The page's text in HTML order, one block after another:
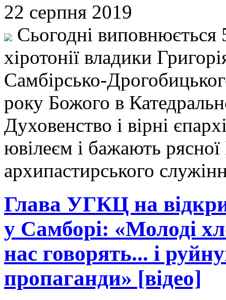
22 серпня 2019
Сьогодні виповнюється
хіротонії владики
Самбірсько-
року Божого в
Духовенство і вірні
ювілеєм і бажають рясної
архипастирського
Глава УГКЦ на
у Самборі: «Молоді
нас говорять... і
пропаганди» [відео]